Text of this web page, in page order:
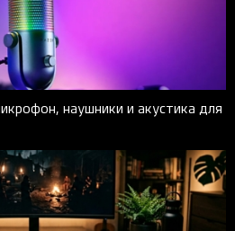
наушники и акустика для